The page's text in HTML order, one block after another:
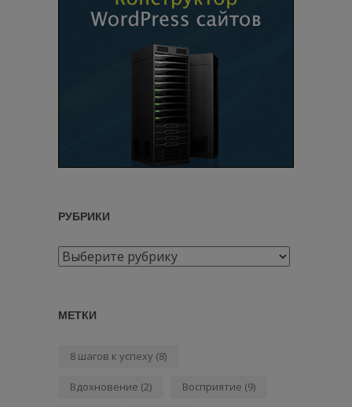
РУБРИКИ
Рубрики
МЕТКИ
8 шагов к успеху (8)
Вдохновение (2) Восприятие (9)